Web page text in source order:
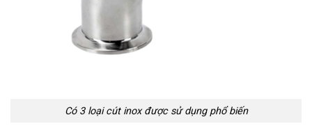
Có 3 loại cút inox được sử dụng phổ biến